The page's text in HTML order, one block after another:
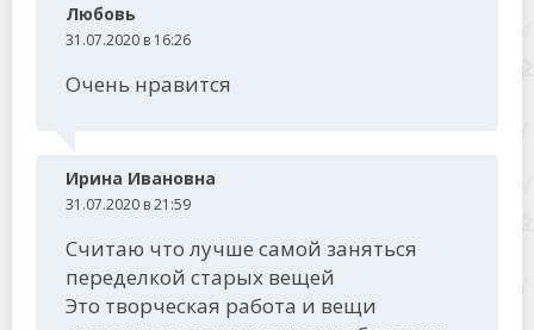
Любовь
31.07.2020 в 16:26
Очень нравится
Ирина Ивановна
31.07.2020 в 21:59
Считаю что лучше самой заняться
переделкой старых вещей
Это творческая работа и вещи